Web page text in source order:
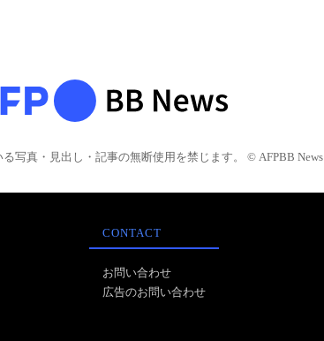
る写真・見出し・記事の無断使用を禁じます。 © AFPBB News
CONTACT
お問い合わせ
広告のお問い合わせ